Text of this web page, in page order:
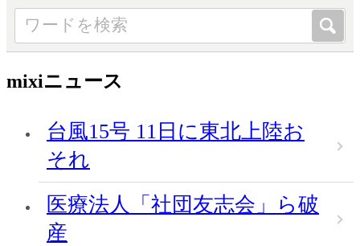
mixiニュース
台風15号 11日に東北上陸お
それ
医療法人「社団友志会」ら破
産